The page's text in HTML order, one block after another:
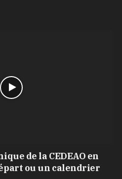
de la CEDEAO en
ou un calendrier